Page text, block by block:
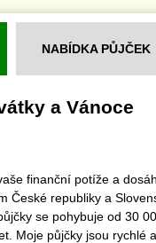
NABÍDKA PŮJČEK
a Vánoce
finanční potíže a
České republiky a
se pohybuje od 30
Moje půjčky jsou rychlé a